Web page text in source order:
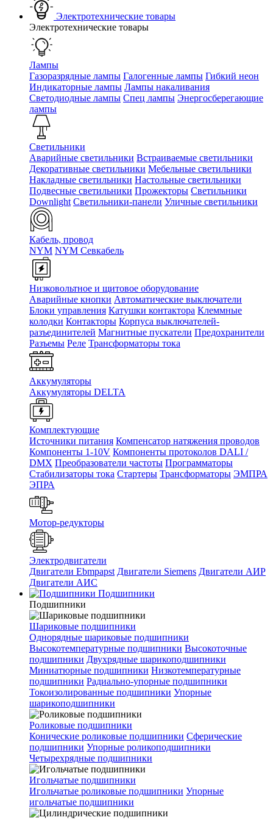
Электротехнические товары
Электротехнические товары
Лампы
Газоразрядные лампы Галогенные лампы Гибкий неон
Индикаторные лампы Лампы накаливания
Светодиодные лампы Спец лампы Энергосберегающие
лампы
Светильники
Аварийные светильники Встраиваемые светильники
Декоративные светильники Мебельные светильники
Накладные светильники Настольные светильники
Подвесные светильники Прожекторы Светильники
Downlight Светильники-панели Уличные светильники
Кабель, провод
NYM NYM Севкабель
Низковольтное и щитовое оборудование
Аварийные кнопки Автоматические выключатели
Блоки управления Катушки контактора Клеммные
колодки Контакторы Корпуса выключателей-
разъединителей Магнитные пускатели Предохранители
Разъемы Реле Трансформаторы тока
Аккумуляторы
Аккумуляторы DELTA
Комплектующие
Источники питания Компенсатор натяжения проводов
Компоненты 1-10V Компоненты протоколов DALI /
DMX Преобразователи частоты Программаторы
Стабилизаторы тока Стартеры Трансформаторы ЭМПРА
ЭПРА
Мотор-редукторы
Электродвигатели
Двигатели Ebmpapst Двигатели Siemens Двигатели АИР
Двигатели АИС
Подшипники
Подшипники
Шариковые подшипники
Однорядные шариковые подшипники
Высокотемпературные подшипники Высокоточные
подшипники Двухрядные шарикоподшипники
Миниатюрные подшипники Низкотемпературные
подшипники Радиально-упорные подшипники
Токоизолированные подшипники Упорные
шарикоподшипники
Роликовые подшипники
Конические роликовые подшипники Сферические
подшипники Упорные роликоподшипники
Четырехрядные подшипники
Игольчатые подшипники
Игольчатые роликовые подшипники Упорные
игольчатые подшипники